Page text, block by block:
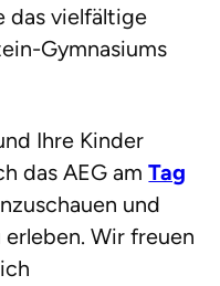
das vielfältige
Gymnasiums
Ihre Kinder
das AEG amTag
und
Wir freuen